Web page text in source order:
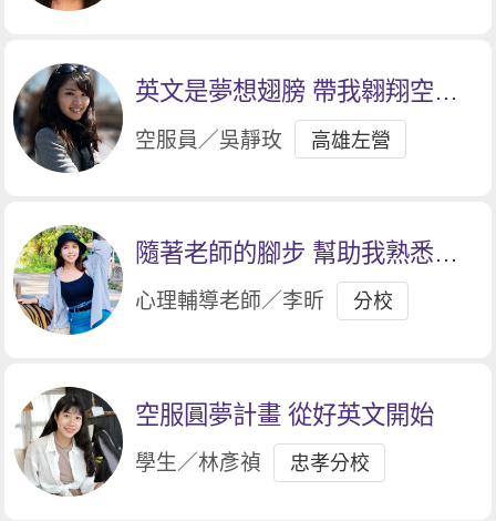
英文是夢想翅膀 帶我翱翔空服
人生
空服員／吳靜玫 高雄左營
隨著老師的腳步 幫助我熟悉題
型
心理輔導老師／李昕 分校
空服圓夢計畫 從好英文開始
學生／林彥禎 忠孝分校